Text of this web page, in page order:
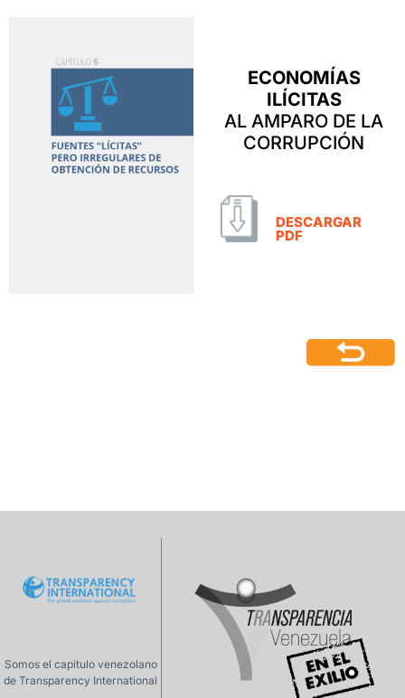
ECONOMÍAS
ILÍCITAS
AL AMPARO DE LA
CORRUPCIÓN
DESCARGAR
PDF
Somos el capitulo venezolano
de Transparency International